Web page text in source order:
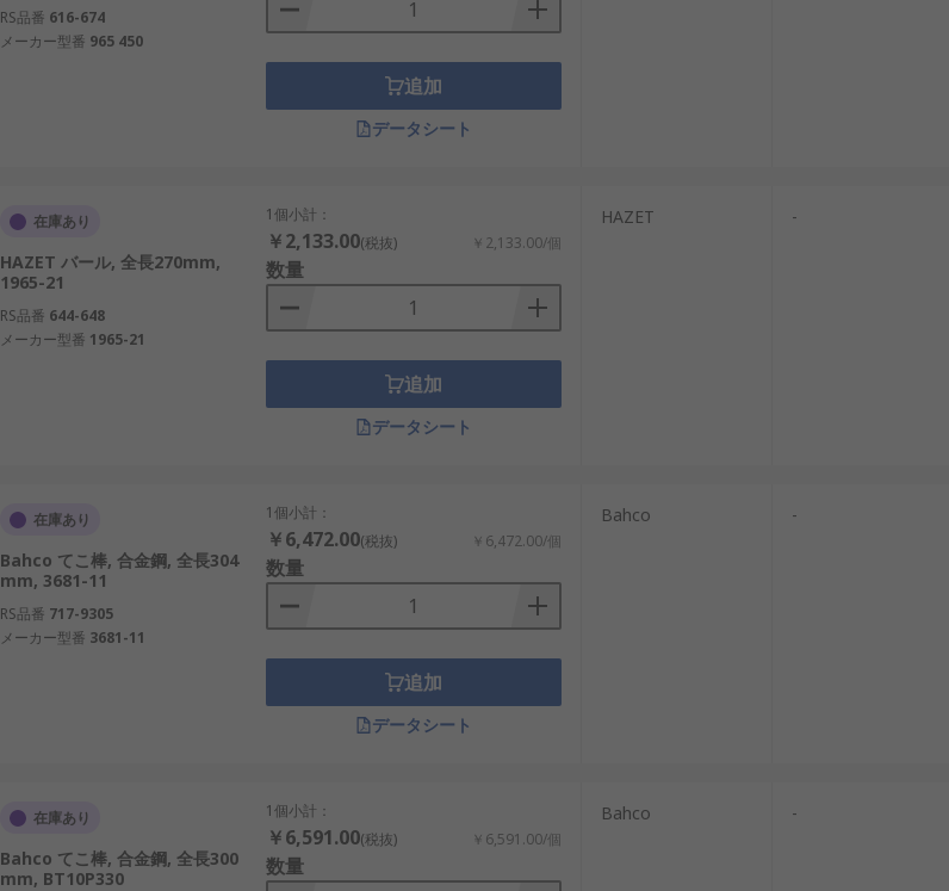
RS品番 616-674
メーカー型番 965 450
追加
データシート
在庫あり
HAZET バール, 全長270mm,
1965-21
RS品番 644-648
メーカー型番 1965-21
1個小計：
￥2,133.00(税抜) ￥2,133.00/個
数量
追加
データシート
HAZET -
在庫あり
Bahco てこ棒, 合金鋼, 全長304
mm, 3681-11
RS品番 717-9305
メーカー型番 3681-11
1個小計：
￥6,472.00(税抜) ￥6,472.00/個
数量
追加
データシート
Bahco -
在庫あり
Bahco てこ棒, 合金鋼, 全長300
mm, BT10P330
1個小計：
￥6,591.00(税抜) ￥6,591.00/個
数量
Bahco -